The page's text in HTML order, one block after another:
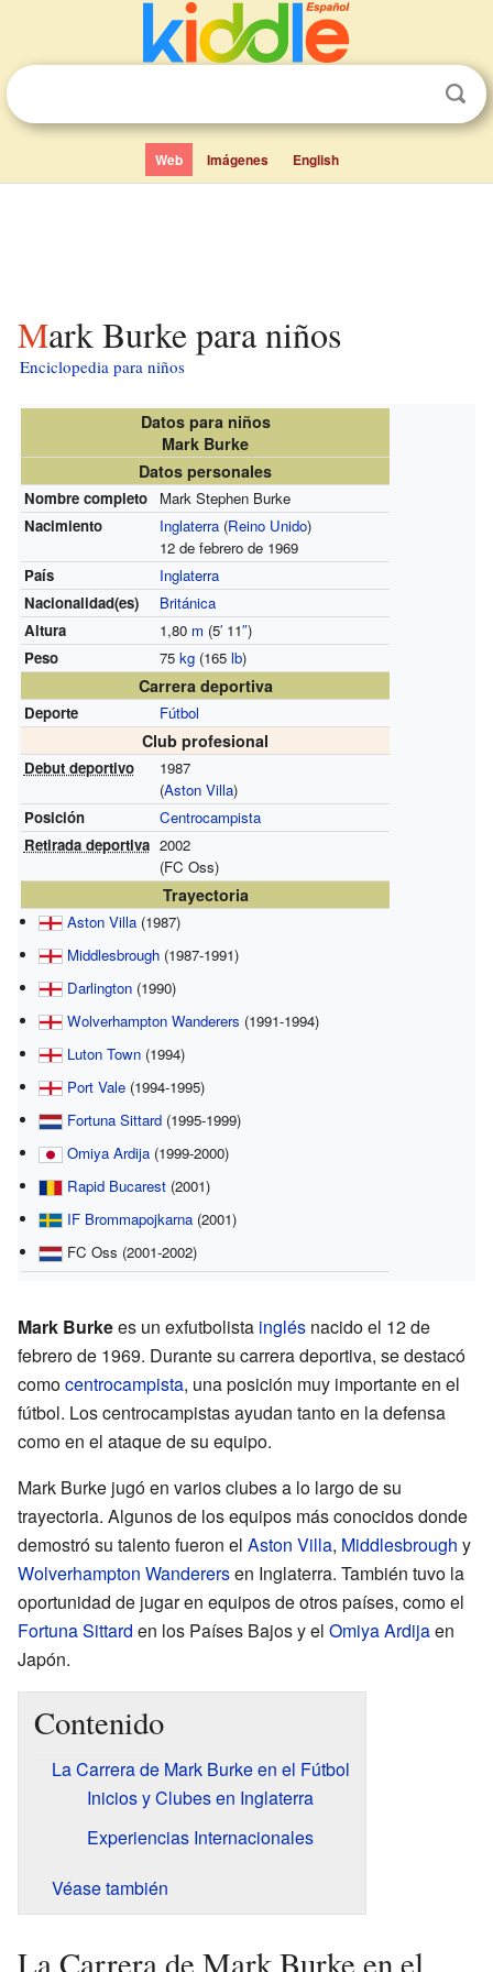
Web Imágenes English
Mark Burke para niños
Enciclopedia para niños
Datos para niños
Mark Burke
Datos personales
Nombre completo
Mark Stephen Burke
Nacimiento
Inglaterra(Reino Unido)
12 de febrero de 1969
País
Inglaterra
Nacionalidad(es)
Británica
Altura
1,80 m (5′11″)
Peso
75 kg(165 lb)
Carrera deportiva
Deporte Fútbol
Club profesional
Debut deportivo
1987
(Aston Villa)
Posición
Centrocampista
Retirada deportiva 2002
(FC Oss)
Trayectoria
Aston Villa (1987)
Middlesbrough (1987-1991)
Darlington (1990)
Wolverhampton Wanderers (1991-1994)
Luton Town (1994)
Port Vale (1994-1995)
Fortuna Sittard (1995-1999)
Omiya Ardija (1999-2000)
Rapid Bucarest (2001)
IF Brommapojkarna (2001)
FC Oss (2001-2002)
Mark Burkees un exfutbolista inglés nacido el 12 de
febrero de 1969. Durante su carrera deportiva, se destacó
comocentrocampista, una posición muy importante en el
fútbol. Los centrocampistas ayudan tanto en la defensa
como en el ataque de su equipo.
Mark Burke jugó en varios clubes a lo largo de su
trayectoria. Algunos de los equipos más conocidos donde
demostró su talento fueron el Aston Villa, Middlesbrough y
Wolverhampton Wanderersen Inglaterra. También tuvo la
oportunidad de jugar en equipos de otros países, como el
Fortuna Sittard en los Países Bajos y el Omiya Ardijaen
Japón.
Contenido
La Carrera de Mark Burke en el Fútbol
Inicios y Clubes en Inglaterra
Experiencias Internacionales
Véase también
La Carrera de Mark Burke en el